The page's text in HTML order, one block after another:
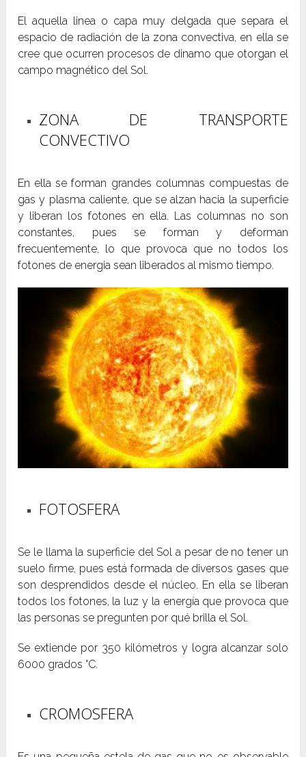
El aquella linea o capa muy delgada que separa el
espacio de radiación de la zona convectiva, en ella se
cree que ocurren procesos de dinamo que otorgan el
campo magnético del Sol.
ZONA DE TRANSPORTE
CONVECTIVO
En ella se forman grandes columnas compuestas de
gas y plasma caliente, que se alzan hacia la superficie
y liberan los fotones en ella. Las columnas no son
constantes, pues se forman y deforman
frecuentemente, lo que provoca que no todos los
fotones de energia sean liberados al mismo tiempo.
FOTOSFERA
Se le llama la superficie del Sol a pesar de no tener un
suelo firme, pues está formada de diversos gases que
son desprendidos desde el núcleo. En ella se liberan
todos los fotones, la luz y la energía que provoca que
las personas se pregunten por qué brilla el Sol.
Se extiende por 350 kilómetros y logra alcanzar solo
6000 grados °C.
CROMOSFERA